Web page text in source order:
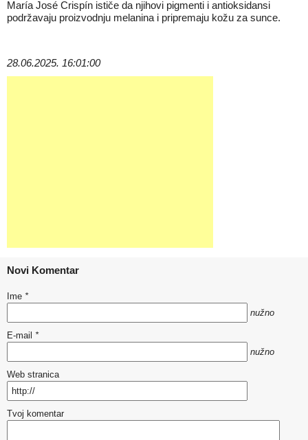
María José Crispín ističe da njihovi pigmenti i antioksidansi
podržavaju proizvodnju melanina i pripremaju kožu za sunce.
28.06.2025. 16:01:00
Novi Komentar
Ime *
nužno
E-mail *
nužno
Web stranica
Tvoj komentar